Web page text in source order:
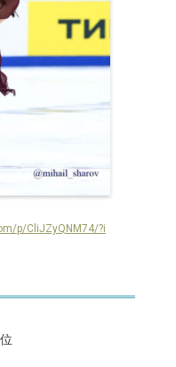
p/CliJZyQNM74/?i